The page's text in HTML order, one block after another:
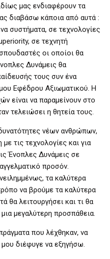
μας ενδιαφέρουν τα
διαβάσω κάποια από αυτά :
συστήματα, σε τεχνολογίες
σε τεχνητή
οι οποίοι θα
Δυνάμεις θα
τους συν ένα
Εφέδρου Αξιωματικού. Η
είναι να παραμείνουν στο
τελειώσει η θητεία τους.
δυνατότητες νέων ανθρώπων,
τις τεχνολογίες και για
Ένοπλες Δυνάμεις σε
προσόν.
τα καλύτερα
να βρούμε τα καλύτερα
θα λειτουργήσει και τι θα
μεγαλύτερη προσπάθεια.
που λέχθηκαν, να
διέφυγε να εξηγήσω.